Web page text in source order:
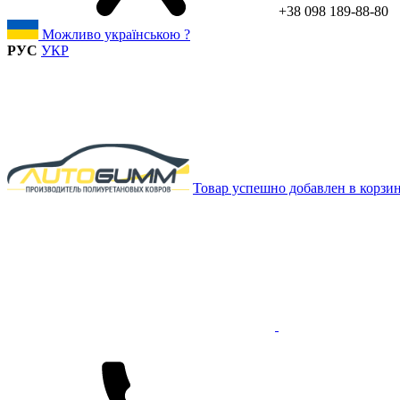
+38 098 189-88-80
Можливо українською ?
РУС УКР
Товар успешно добавлен в